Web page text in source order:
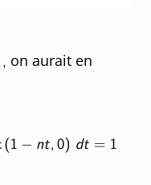
on aurait en